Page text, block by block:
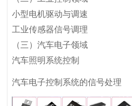
小型电机驱动与调速
工业传感器信号调理
（三）汽车电子领域
汽车照明系统控制
汽车电子控制系统的信号处理